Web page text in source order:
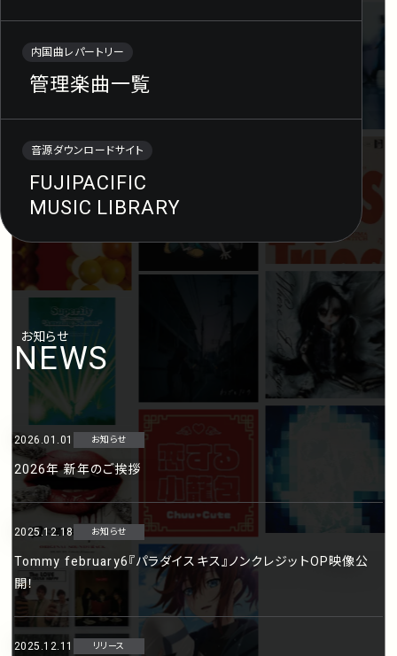
内国曲レパートリー
管理楽曲一覧
音源ダウンロードサイト
FUJIPACIFIC
MUSIC LIBRARY
NEWS
お知らせ
2026.01.01 お知らせ
2026年 新年のご挨拶
2025.12.18 お知らせ
Tommy february6『パラダイスキス』ノンクレジットOP映像公
開！
2025.12.11 リリース